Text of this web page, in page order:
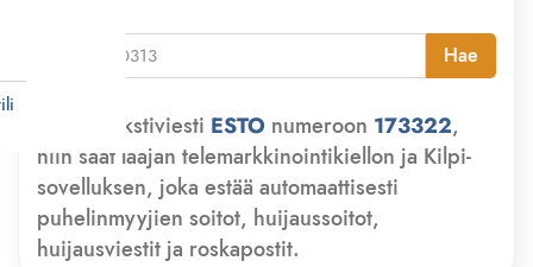
Hae
Lähetä tekstiviesti ESTO numeroon 173322,
niin saat laajan telemarkkinointikiellon ja Kilpi-
sovelluksen, joka estää automaattisesti
puhelinmyyjien soitot, huijaussoitot,
huijausviestit ja roskapostit.